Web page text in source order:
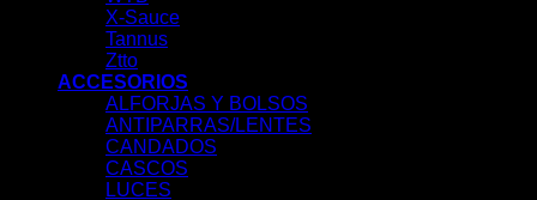
X-Sauce
Tannus
Ztto
ACCESORIOS
ALFORJAS Y BOLSOS
ANTIPARRAS/LENTES
CANDADOS
CASCOS
LUCES